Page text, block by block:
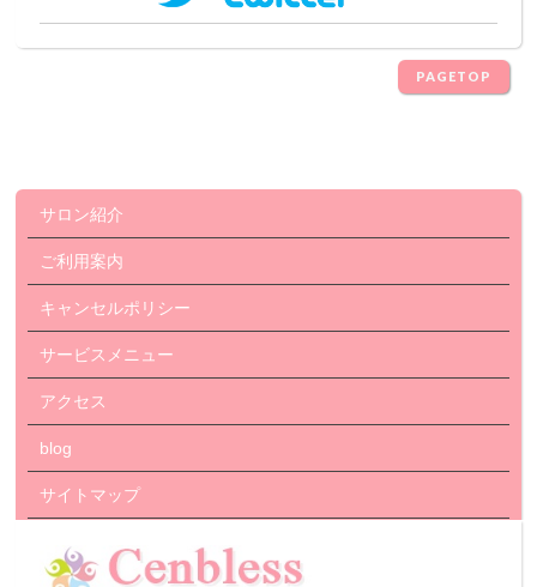
PAGETOP
サロン紹介
ご利用案内
キャンセルポリシー
サービスメニュー
アクセス
blog
サイトマップ